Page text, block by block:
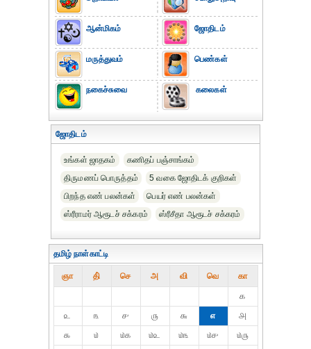
ஆன்மிகம்
மருத்துவம்
நகைச்சுவை
ஜோதிடம்
பெண்கள்
கலைகள்
ஜோதிடம்
உங்கள் ஜாதகம்
கணிதப் பஞ்சாங்கம்
திருமணப் பொருத்தம்
5 வகை ஜோதிடக் குறிகள்
பிறந்த எண் பலன்கள்
பெயர் எண் பலன்கள்
ஸ்ரீராமர் ஆரூடச் சக்கரம்
ஸ்ரீசீதா ஆரூடச் சக்கரம்
தமிழ் நாள்காட்டி
ஞா தி் செ அ வி வெ கா
௧
௨
௩ ௪ ௫ ௬ ௭
௮
௯
௰ ௰௧ ௰௨ ௰௩ ௰௪
௰௫